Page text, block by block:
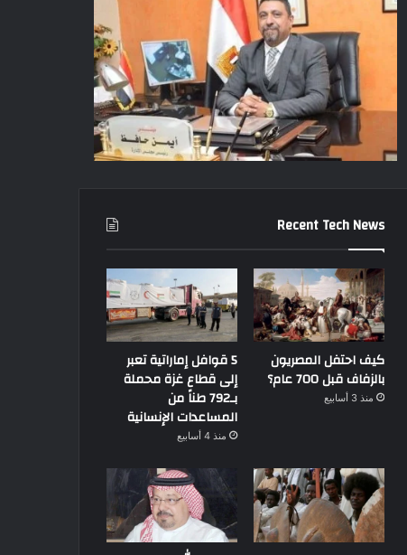
Recent Tech News
كيف احتفل المصريون
بالزفاف قبل 700 عام؟
منذ 3 أسابيع
5 قوافل إماراتية تعبر
إلى قطاع غزة محملة
بـ792 طناً من
المساعدات الإنسانية
منذ 4 أسابيع